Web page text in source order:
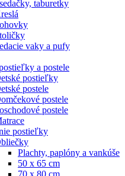
taburetky
vaky a pufy
a postele
postieľky
postele
postele
postele
postieľky
Plachty, paplóny a vankúše
50 x 65 cm
70 x 80 cm